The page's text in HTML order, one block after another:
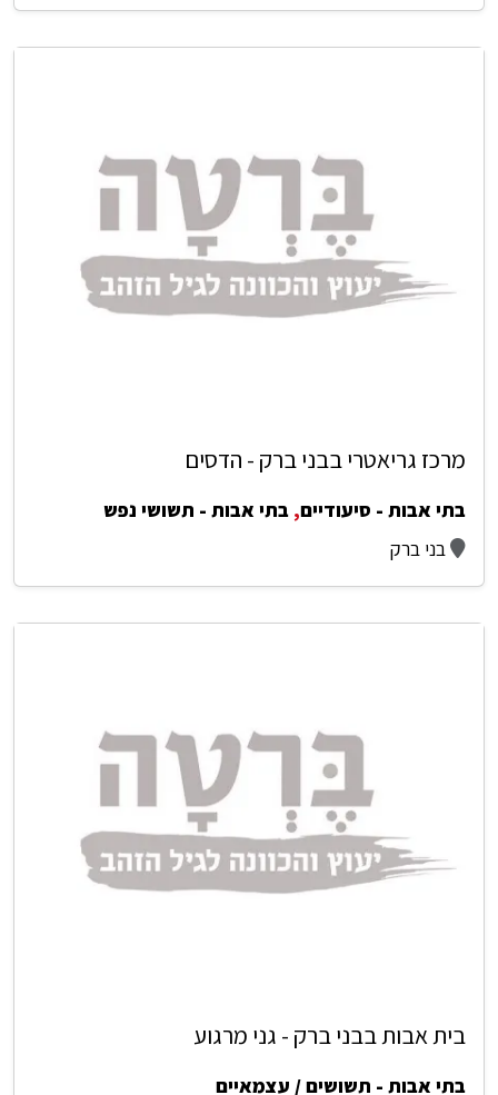
מרכז גריאטרי בבני ברק - הדסים
בתי אבות - סיעודיים, בתי אבות - תשושי נפש
בני ברק
בית אבות בבני ברק - גני מרגוע
בתי אבות - תשושים / עצמאיים